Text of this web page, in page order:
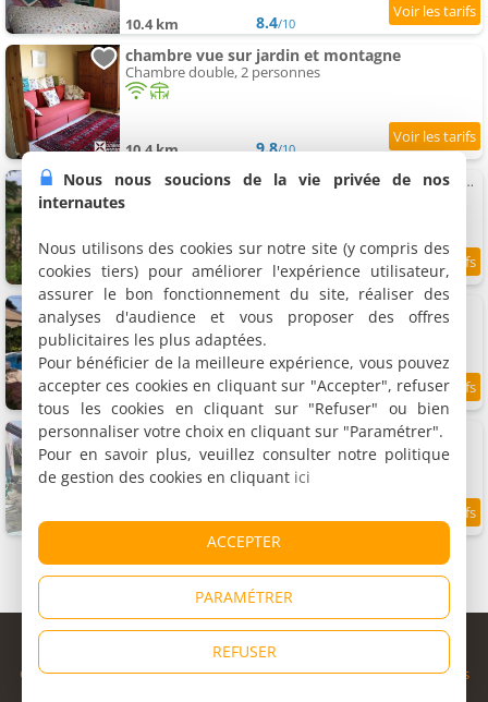
10.4 km 8.4/10
chambre vue sur jardin et montagne
Chambre double, 2 personnes
10.4 km 9.8/10
Chambres d'hôtes ChezLeMoulin Bed et Breakfast
10.7 km
Chambre d'hôtes Annie
Chambre double, 2 personnes
11.1 km 9.6
Chambres d'hôtes Le Canard Fou
2 chambres (total 5 personnes)
11.8 km 8.5/10
© Copyright 1998 - 2026
Cybevasion|Mentions légales|Confidentialité|CGU|Informations
Nous nous soucions de la vie privée de nos
internautes
Nous utilisons des cookies sur notre site (y compris des
cookies tiers) pour améliorer l'expérience utilisateur,
assurer le bon fonctionnement du site, réaliser des
analyses d'audience et vous proposer des offres
publicitaires les plus adaptées.
Pour bénéficier de la meilleure expérience, vous pouvez
accepter ces cookies en cliquant sur "Accepter", refuser
tous les cookies en cliquant sur "Refuser" ou bien
personnaliser votre choix en cliquant sur "Paramétrer".
Pour en savoir plus, veuillez consulter notre politique
de gestion des cookies en cliquant ici
ACCEPTER
PARAMÉTRER
REFUSER